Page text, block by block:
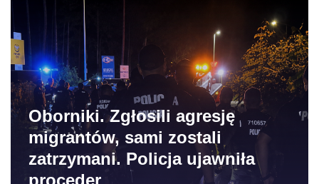
Oborniki. Zgłosili agresję
migrantów, sami zostali
zatrzymani. Policja ujawniła
proceder